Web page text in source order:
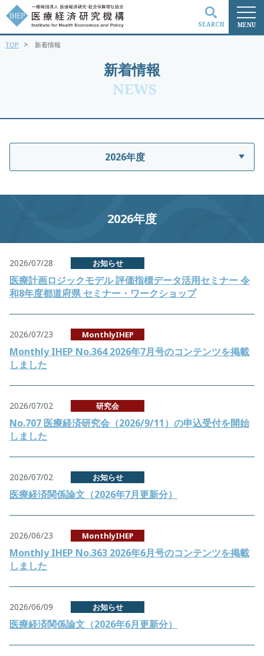
MENU
SEARCH
新着情報
NEWS
TOP > 新着情報
2026年度
2026年度
2026/07/28 お知らせ
医療計画ロジックモデル 評価指標データ活用セミナー 令
和8年度都道府県 セミナー・ワークショップ
2026/07/23 MonthlyIHEP
Monthly IHEP No.364 2026年7月号のコンテンツを掲載
しました
2026/07/02 研究会
No.707 医療経済研究会（2026/9/11）の申込受付を開始
しました
2026/07/02 お知らせ
医療経済関係論文（2026年7月更新分）
2026/06/23 MonthlyIHEP
Monthly IHEP No.363 2026年6月号のコンテンツを掲載
しました
2026/06/09 お知らせ
医療経済関係論文（2026年6月更新分）